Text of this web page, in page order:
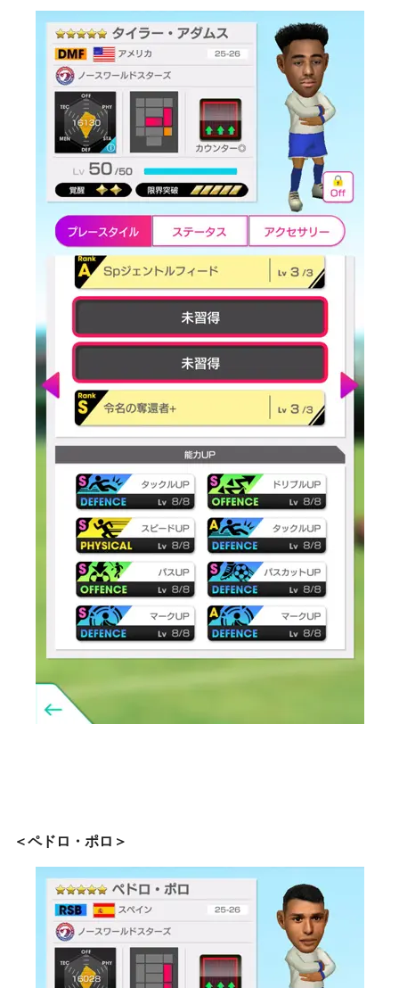
＜ペドロ・ポロ＞